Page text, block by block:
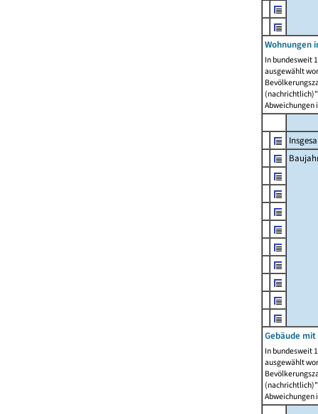
Wohnungen
In bundesweit
ausgewählt
Abweichungen
Gebäude mit
In bundesweit
ausgewählt
Abweichungen